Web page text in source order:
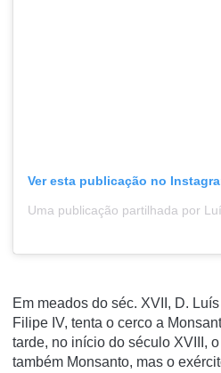
Ver esta publicação no
Em meados do séc. XVII, D.
Filipe IV, tenta o cerco a
tarde, no início do século XVIII,
também Monsanto, mas o